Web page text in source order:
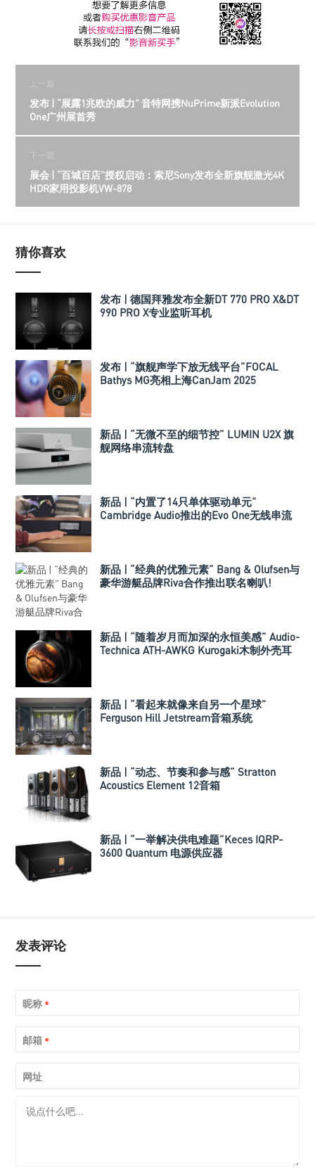
上一篇
发布 | “展露1兆欧的威力” 音特网携NuPrime新派Evolution
One广州展首秀
下一篇
展会 | “百城百店”授权启动：索尼Sony发布全新旗舰激光4K
HDR家用投影机VW-878
猜你喜欢
发布 | 德国拜雅发布全新DT 770 PRO X&DT
990 PRO X专业监听耳机
发布 | “旗舰声学下放无线平台”FOCAL
Bathys MG亮相上海CanJam 2025
新品 | “无微不至的细节控” LUMIN U2X 旗
舰网络串流转盘
新品 | “内置了14只单体驱动单元”
Cambridge Audio推出的Evo One无线串流
新品 | “经典的优雅元素” Bang & Olufsen与
豪华游艇品牌Riva合作推出联名喇叭!
新品 | “随着岁月而加深的永恒美感” Audio-
Technica ATH-AWKG Kurogaki木制外壳耳
新品 | “看起来就像来自另一个星球”
Ferguson Hill Jetstream音箱系统
新品 | “动态、节奏和参与感” Stratton
Acoustics Element 12音箱
新品 | “一举解决供电难题”Keces IQRP-
3600 Quantum 电源供应器
发表评论
昵称 *
邮箱 *
网址